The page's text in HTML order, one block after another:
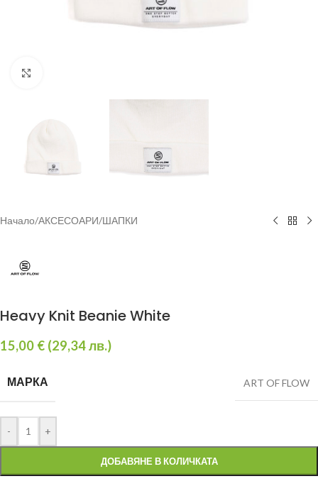
Начало/АКСЕСОАРИ/ШАПКИ
Heavy Knit Beanie White
15,00 € (29,34лв.)
МАРКА ART OF FLOW
- +
ДОБАВЯНЕ В КОЛИЧКАТА